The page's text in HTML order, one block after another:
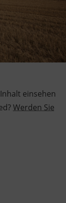
einsehen
Werden Sie